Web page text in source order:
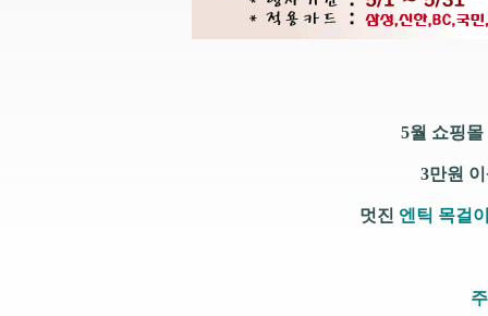
5월 쇼핑
3만원
멋진 엔틱 목걸